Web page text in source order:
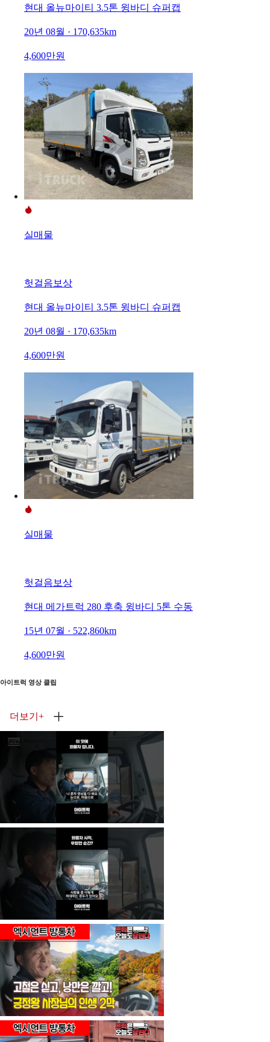
현대 올뉴마이티 3.5톤 윙바디 슈퍼캡
20년 08월 · 170,635km
4,600만원
실매물
헛걸음보상
현대 올뉴마이티 3.5톤 윙바디 슈퍼캡
20년 08월 · 170,635km
4,600만원
실매물
헛걸음보상
현대 메가트럭 280 후축 윙바디 5톤 수동
15년 07월 · 522,860km
4,600만원
아이트럭 영상 클립
더보기 +